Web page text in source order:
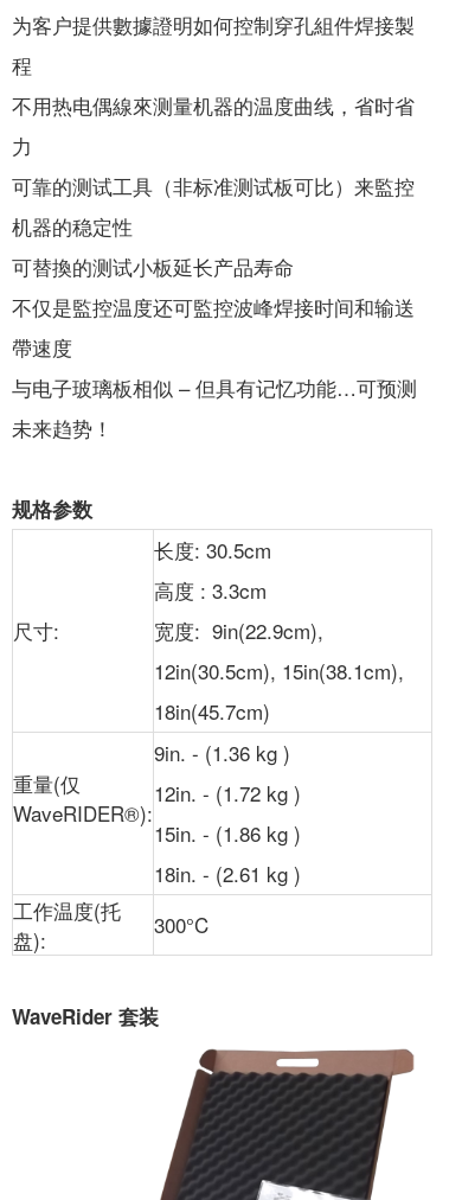
为客户提供數據證明如何控制穿孔組件焊接製
程
不用热电偶線來测量机器的温度曲线，省时省
力
可靠的测试工具（非标准测试板可比）来監控
机器的稳定性
可替換的测试小板延长产品寿命
不仅是監控温度还可監控波峰焊接时间和输送
帶速度
与电子玻璃板相似 – 但具有记忆功能…可预测
未来趋势！
规格参数
尺寸:
长度: 30.5cm
高度 : 3.3cm
宽度: 9in(22.9cm),
12in(30.5cm), 15in(38.1cm),
18in(45.7cm)
重量(仅
WaveRIDER®):
9in. - (1.36 kg )
12in. - (1.72 kg )
15in. - (1.86 kg )
18in. - (2.61 kg )
工作温度(托
盘):
300°C
WaveRider 套装